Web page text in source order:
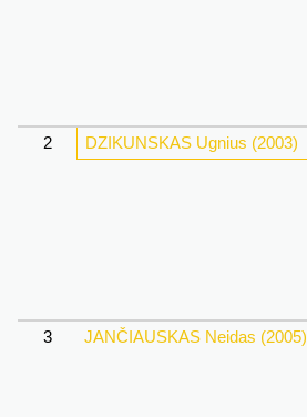
2
DZIKUNSKAS Ugnius (2003)
3
JANČIAUSKAS Neidas (2005)